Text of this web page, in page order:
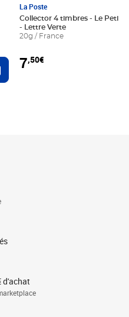
au panier
La Poste
Collector 4 timbres - Le Petit
- Lettre Verte
20g / France
7,50€
d'achat